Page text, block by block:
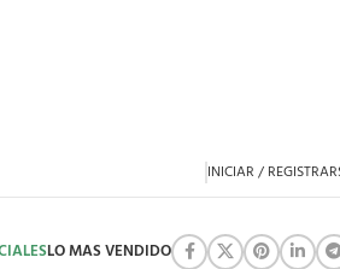
INICIAR /
LO MAS VENDIDO